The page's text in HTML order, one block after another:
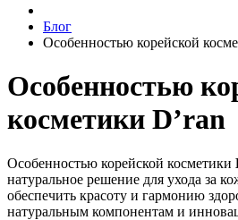
Блог
Особенностью корейской
Особенностью
косметики D’ran
Особенностью корейской косметики
натуральное решение для ухода за
обеспечить красоту и гармонию
натуральным компонентам и